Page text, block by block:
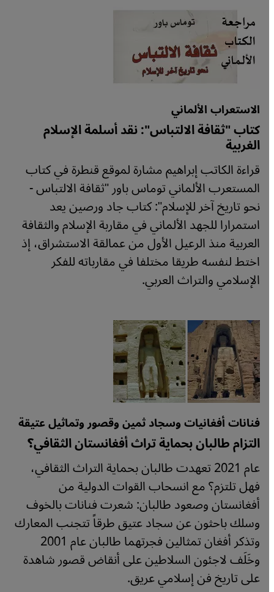
الاستعراب الألماني
كتاب "ثقافة الالتباس": نقد أسلمة الإسلام
الغربية
قراءة الكاتب إبراهيم مشارة لموقع قنطرة في كتاب
المستعرب الألماني توماس باور "ثقافة الالتباس -
نحو تاريخ آخر للإسلام": كتاب جاد ورصين يعد
استمرارا للجهد الألماني في مقاربة الإسلام والثقافة
العربية منذ الرعيل الأول من عمالقة الاستشراق، إذ
اختط لنفسه طريقا مختلفا في مقارباته للفكر
الإسلامي والتراث العربي.
فنانات أفغانيات وسجاد ثمين وقصور وتماثيل عتيقة
التزام طالبان بحماية تراث أفغانستان الثقافي؟
عام 2021 تعهدت طالبان بحماية التراث الثقافي،
فهل تلتزم؟ مع انسحاب القوات الدولية من
أفغانستان وصعود طالبان: شعرت فنانات بالخوف
وسلك باحثون عن سجاد عتيق طرقاً تتجنب المعارك
وتذكر أفغان تمثالين فجرتهما طالبان عام 2001
وخَلَف لاجئون السلاطين على أنقاض قصور شاهدة
على تاريخ فن إسلامي عريق.